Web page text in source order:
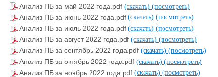
Анализ ПБ за май 2022 года.pdf (скачать) (посмотреть)
Анализ ПБ за июнь 2022 года.pdf (скачать) (посмотреть)
Анализ ПБ за июль 2022 года.pdf (скачать) (посмотреть)
Анализ ПБ за август 2022 года.pdf (скачать) (посмотреть)
Анализ ПБ за сентябрь 2022 года.pdf (скачать) (посмотреть)
Анализ ПБ за октябрь 2022 года.pdf (скачать) (посмотреть)
Анализ ПБ за ноябрь 2022 года.pdf (скачать) (посмотреть)